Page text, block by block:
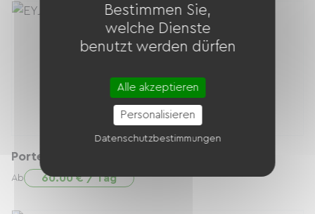
Porte-bébé + Vélo Electrique
Ab 60.00 € / Tag
Bestimmen Sie,
welche Dienste
benutzt werden dürfen
Alle akzeptieren
Personalisieren
Datenschutzbestimmungen